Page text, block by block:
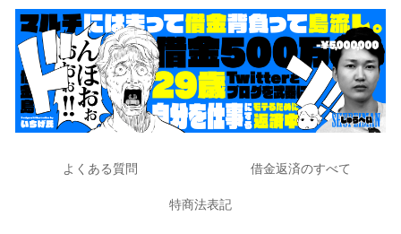
よくある質問 借金返済のすべて
特商法表記